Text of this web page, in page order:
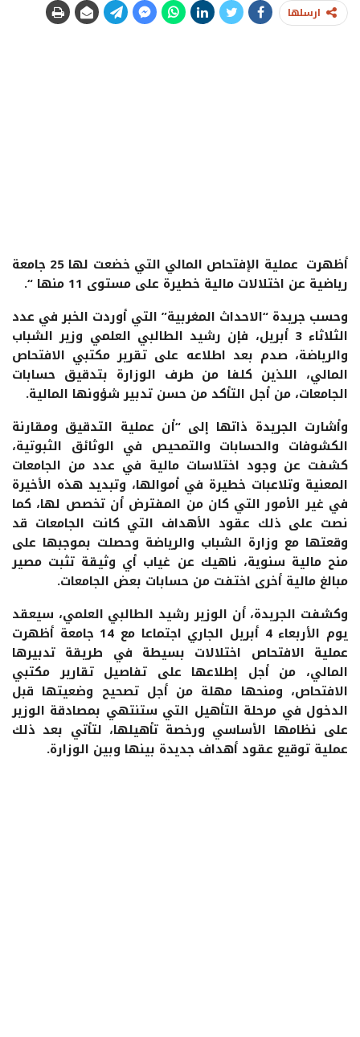
ارسلها
أظهرت عملية الإفتحاص المالي التي خضعت لها 25 جامعة
رياضية عن اختلالات مالية خطيرة على مستوى 11 منها “.
وحسب جريدة “الاحداث المغربية” التي أوردت الخبر في عدد
الثلاثاء 3 أبريل، فإن رشيد الطالبي العلمي وزير الشباب
والرياضة، صدم بعد اطلاعه على تقرير مكتبي الافتحاص
المالي، اللذين كلفا من طرف الوزارة بتدقيق حسابات
الجامعات، من أجل التأكد من حسن تدبير شؤونها المالية.
وأشارت الجريدة ذاتها إلى “أن عملية التدقيق ومقارنة
الكشوفات والحسابات والتمحيص في الوثائق الثبوتية،
كشفت عن وجود اختلاسات مالية في عدد من الجامعات
المعنية وتلاعبات خطيرة في أموالها، وتبديد هذه الأخيرة
في غير الأمور التي كان من المفترض أن تخصص لها، كما
نصت على ذلك عقود الأهداف التي كانت الجامعات قد
وقعتها مع وزارة الشباب والرياضة وحصلت بموجبها على
منح مالية سنوية، ناهيك عن غياب أي وثيقة تثبت مصير
مبالغ مالية أخرى اختفت من حسابات بعض الجامعات.
وكشفت الجريدة، أن الوزير رشيد الطالبي العلمي، سيعقد
يوم الأربعاء 4 أبريل الجاري اجتماعا مع 14 جامعة أظهرت
عملية الافتحاص اختلالات بسيطة في طريقة تدبيرها
المالي، من أجل إطلاعها على تفاصيل تقارير مكتبي
الافتحاص، ومنحها مهلة من أجل تصحيح وضعيتها قبل
الدخول في مرحلة التأهيل التي ستنتهي بمصادقة الوزير
على نظامها الأساسي ورخصة تأهيلها، لتأتي بعد ذلك
عملية توقيع عقود أهداف جديدة بينها وبين الوزارة.